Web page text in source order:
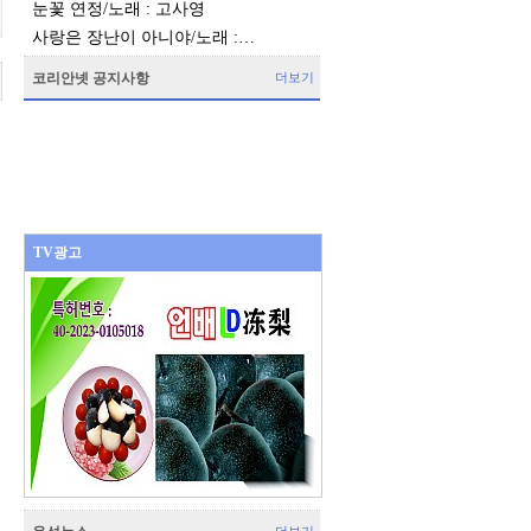
눈꽃 연정/노래 : 고사영
사랑은 장난이 아니야/노래 :…
코리안넷 공지사항 더보기
TV광고